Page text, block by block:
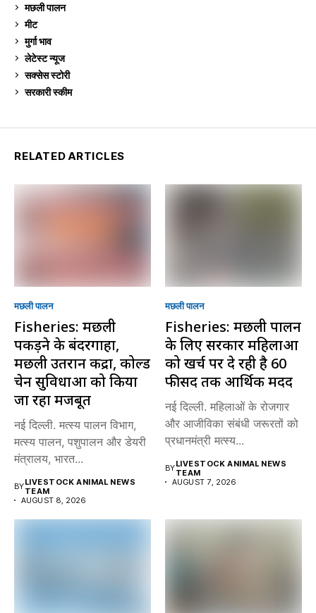
मछली पालन
मीट
मुर्गा भाव
लेटेस्ट न्यूज
सक्सेस स्टो‍री
सरकारी स्की‍म
RELATED ARTICLES
मछली पालन
Fisheries: मछली
पकड़ने के बंदरगाहों,
मछली उतरान केंद्रों, कोल्ड
चेन सुविधाओं को किया
जा रहा मजबूत
नई दिल्ली. मत्स्य पालन विभाग,
मत्स्य पालन, पशुपालन और डेयरी
मंत्रालय, भारत...
BYLIVESTOCK ANIMAL NEWS
TEAM
AUGUST 8, 2026
मछली पालन
Fisheries: मछली पालन
के लिए सरकार महिलाओं
को खर्च पर दे रही है 60
फीसद तक आर्थिक मदद
नई दिल्ली. महिलाओं के रोजगार
और आजीविका संबंधी जरूरतों को
प्रधानमंत्री मत्स्य...
BYLIVESTOCK ANIMAL NEWS
TEAM
AUGUST 7, 2026